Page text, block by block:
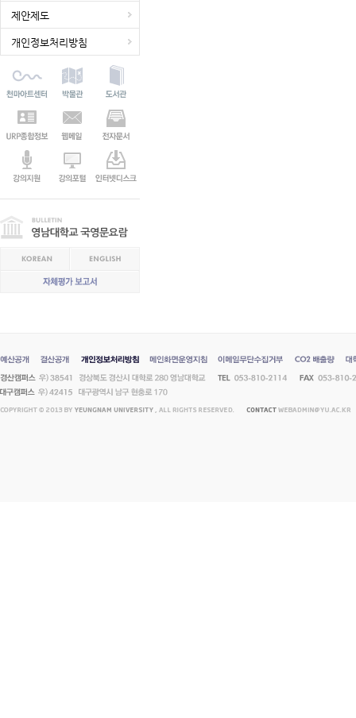
제안제도
개인정보처리방침